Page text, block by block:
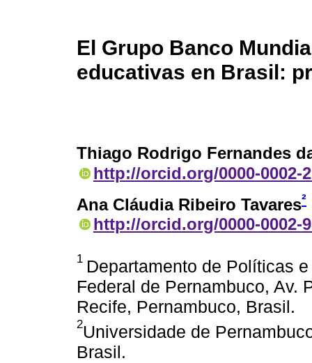
El Grupo Banco
educativas en Brasil:
Thiago Rodrigo Fernandes
http://orcid.org/0000-0002-
Ana Cláudia Ribeiro Tavares²
http://orcid.org/0000-0002-
1 Departamento de Políticas
Federal de Pernambuco, Av.
Recife, Pernambuco, Brasil.
2Universidade de
Brasil.